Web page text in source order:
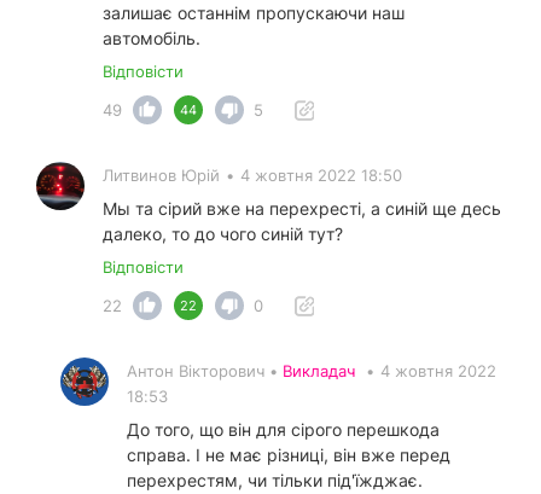
залишає останнім пропускаючи наш
автомобіль.
Відповісти
49
44 5
Литвинов Юрій • 4 жовтня 2022 18:50
Мы та сірий вже на перехресті, а синій ще десь
далеко, то до чого синій тут?
Відповісти
22
22 0
Антон Вікторович • Викладач • 4 жовтня 2022
18:53
До того, що він для сірого перешкода
справа. І не має різниці, він вже перед
перехрестям, чи тільки під'їжджає.